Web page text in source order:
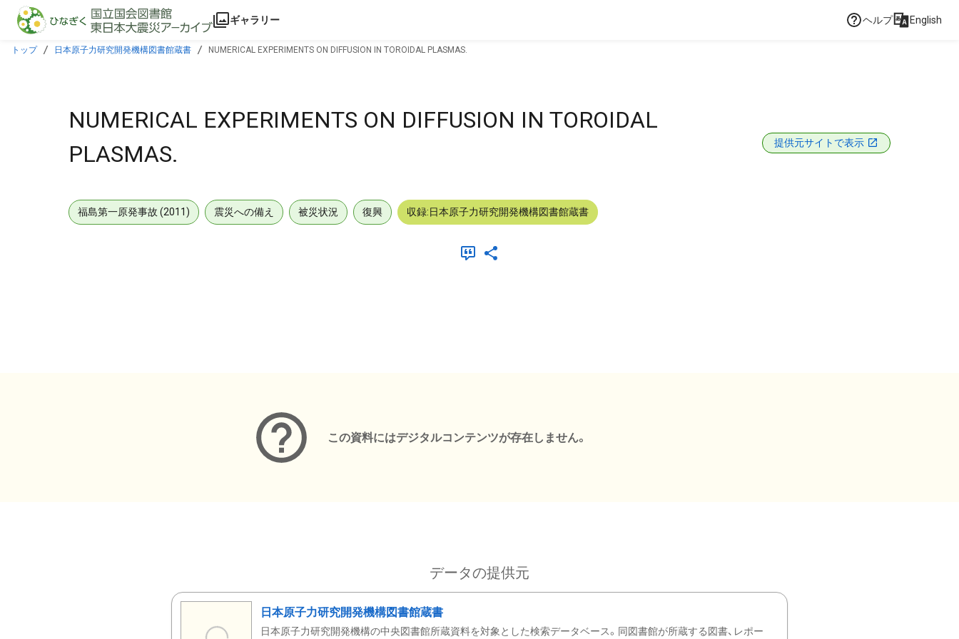
本文に飛ぶ
ギャラリー ヘルプ English
トップ 日本原子力研究開発機構図書館蔵書 NUMERICAL EXPERIMENTS ON DIFFUSION IN TOROIDAL PLASMAS.
NUMERICAL EXPERIMENTS ON DIFFUSION IN TOROIDAL
PLASMAS.
提供元サイトで表示
福島第一原発事故 (2011) 震災への備え 被災状況 復興 収録:日本原子力研究開発機構図書館蔵書
この資料にはデジタルコンテンツが存在しません。
データの提供元
日本原子力研究開発機構図書館蔵書
日本原子力研究開発機構の中央図書館所蔵資料を対象とした検索データベース。同図書館が所蔵する図書、レポー